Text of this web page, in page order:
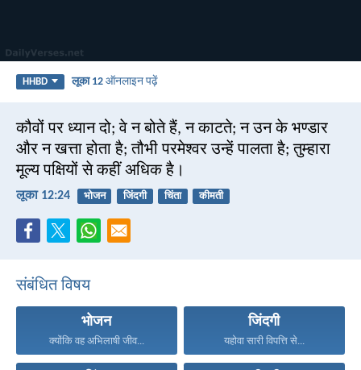
HHBD लूका 12 ऑनलाइन पढ़ें
कौवों पर ध्यान दो; वे न बोते हैं, न काटते; न उन के भण्डार
और न खत्ता होता है; तौभी परमेश्वर उन्हें पालता है; तुम्हारा
मूल्य पक्षियों से कहीं अधिक है।
लूका 12:24 भोजन जिंदगी चिंता कीमती
संबंधित विषय
भोजन
क्योंकि वह अभिलाषी जीव...
जिंदगी
यहोवा सारी विपत्ति से...